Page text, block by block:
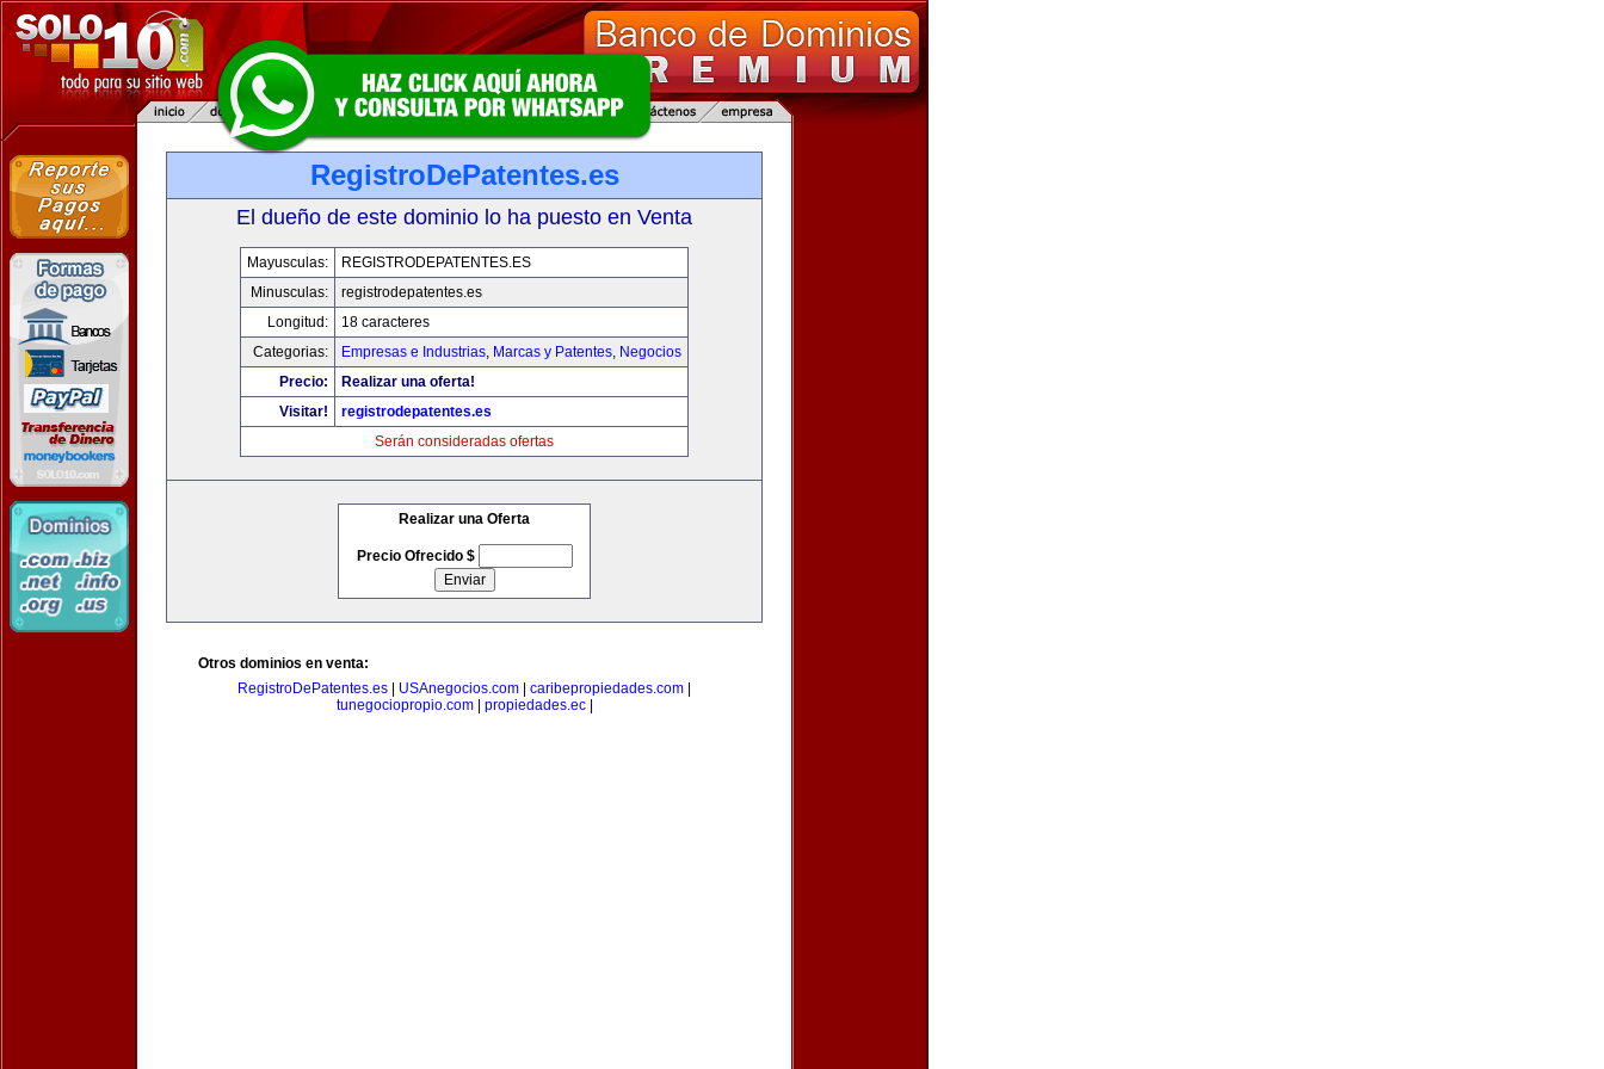
RegistroDePatentes.es
El dueño de este dominio lo ha puesto en Venta
Mayusculas:
REGISTRODEPATENTES.ES
Minusculas:
registrodepatentes.es
Longitud:
18 caracteres
Categorias:
Empresas e Industrias, Marcas y Patentes, Negocios
Precio:
Realizar una oferta!
Visitar!
registrodepatentes.es
Serán consideradas ofertas
Realizar una Oferta
Precio Ofrecido $
Otros dominios en venta:
RegistroDePatentes.es
USAnegocios.com caribepropiedades.com
tunegociopropio.com| propiedades.ec|